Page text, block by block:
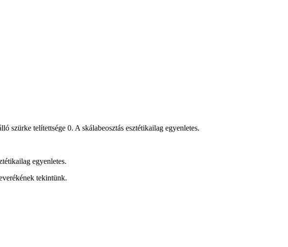
szürke telítettsége 0. A skálabeosztás esztétikailag egyenletes.
egyenletes.
tekintünk.